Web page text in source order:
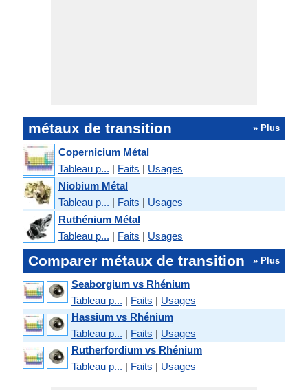
métaux de transition » Plus
Copernicium Métal
Tableau p... | Faits | Usages
Niobium Métal
Tableau p... | Faits | Usages
Ruthénium Métal
Tableau p... | Faits | Usages
Comparer métaux de transition » Plus
Seaborgium vs Rhénium
Tableau p... | Faits | Usages
Hassium vs Rhénium
Tableau p... | Faits | Usages
Rutherfordium vs Rhénium
Tableau p... | Faits | Usages